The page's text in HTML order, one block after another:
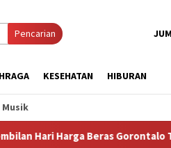
Pencarian
KESEHATAN HIBURAN
Musik
Harga Beras Gorontalo